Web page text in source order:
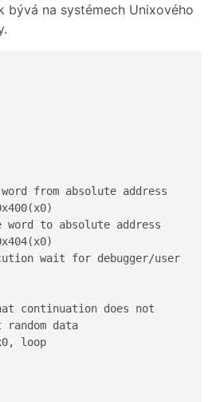
bývá na systémech Unixového